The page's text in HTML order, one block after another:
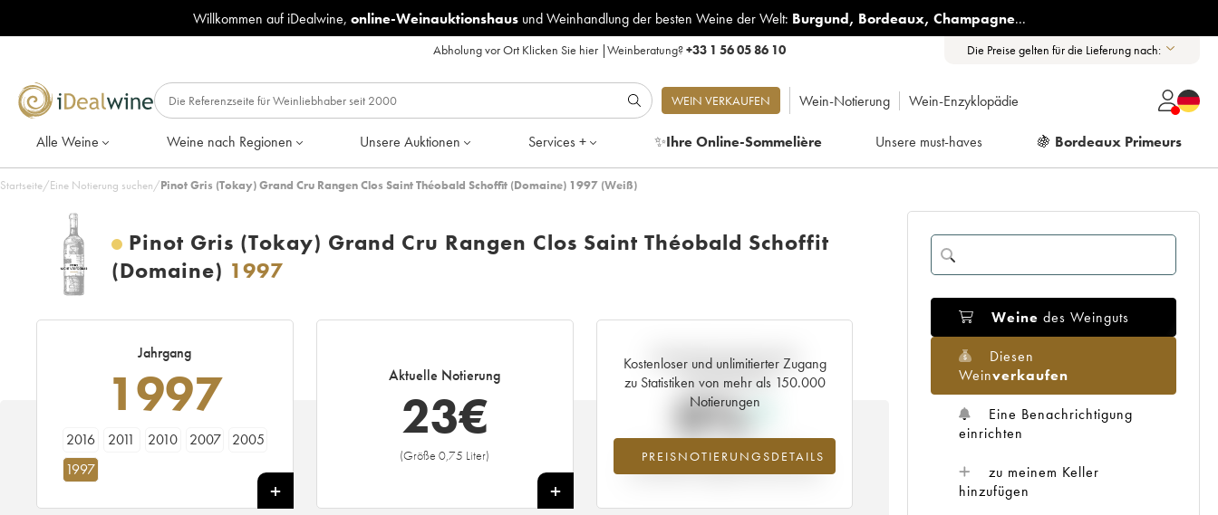
Willkommen auf iDealwine, online-Weinauktionshausund Weinhandlung der besten Weine der Welt: Burgund, Bordeaux, Champagne...
Abholung vor Ort Klicken Sie hier|Weinberatung?+33 1 56 05 86 10 Die Preise gelten für die Lieferung nach:
WEIN VERKAUFEN Wein-Notierung Wein-Enzyklopädie
Alle Weine Weine nach Regionen Unsere Auktionen Services + ✨Ihre Online-Sommelière Unsere must-haves 🍇 Bordeaux Primeurs
Startseite/Eine Notierung suchen/Pinot Gris (Tokay) Grand Cru Rangen Clos Saint Théobald Schoffit (Domaine) 1997 (Weiß)
Pinot Gris (Tokay) Grand Cru Rangen Clos Saint Théobald Schoffit
(Domaine) 1997
Jahrgang
1997
2016 2011 2010 2007
2005
1997
Aktuelle Notierung
23€
(Größe 0,75 Liter)
+
Kostenloser und unlimitierter Zugang
zu Statistiken von mehr als 150.000
Notierungen
PREISNOTIERUNGSDETAILS
Aktuelle Entwicklung der
Preisnotierung
0%
Preisanstiegs des Jahrgangs 1997 im
Jahr 2026 im Vergleich zum Jahr 2025
Weine des Weinguts
Diesen
Weinverkaufen
Eine Benachrichtigung
einrichten
zu meinem Keller
hinzufügen